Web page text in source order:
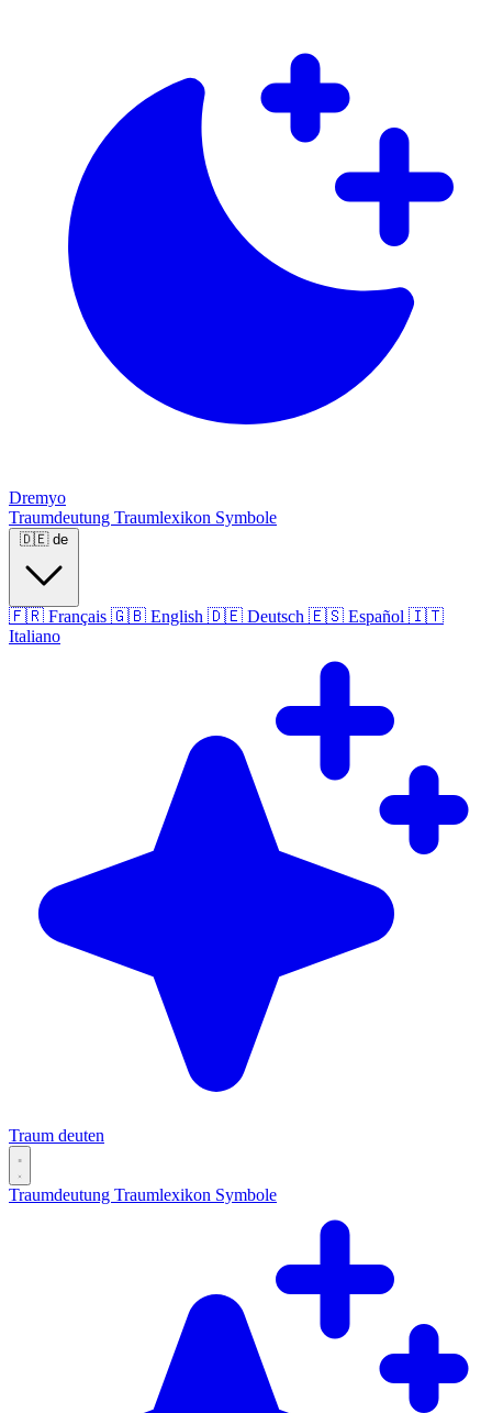
Dremyo
Traumdeutung Traumlexikon Symbole
🇩🇪 de
🇫🇷 Français 🇬🇧 English 🇩🇪 Deutsch 🇪🇸 Español 🇮🇹
Italiano
Traum deuten
Traumdeutung Traumlexikon Symbole